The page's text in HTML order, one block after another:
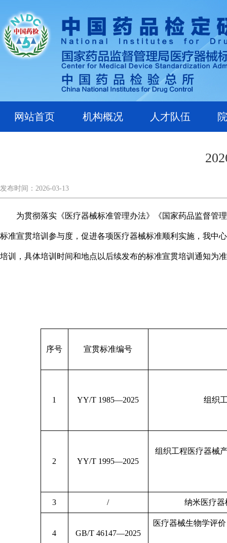
网站首页 机构概况 人才队伍
发布时间：2026-03-13
为贯彻落实《医疗器械标准管理办法》《国家药品监督管
标准宣贯培训参与度，促进各项医疗器械标准顺利实施，我中
培训，具体培训时间和地点以后续发布的标准宣贯培训通知为
序号 宣贯标准编号
1 YY/T 1985—2025 组织
2 YY/T 1995—2025
组织工程医疗器械
3 / 纳米医疗
4 GB/T 46147—2025
医疗器械生物学评